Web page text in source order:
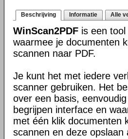
Beschrijving Informatie Alle
WinScan2PDF is een tool
waarmee je documenten
scannen naar PDF.
Je kunt het met iedere
scanner gebruiken. Het
over een basis,
begrijpen interface en
met één klik documenten
scannen en deze opslaan